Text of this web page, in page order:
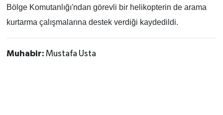
Bölge Komutanlığı'ndan görevli bir helikopterin de arama
kurtarma çalışmalarına destek verdiği kaydedildi.
Muhabir: Mustafa Usta